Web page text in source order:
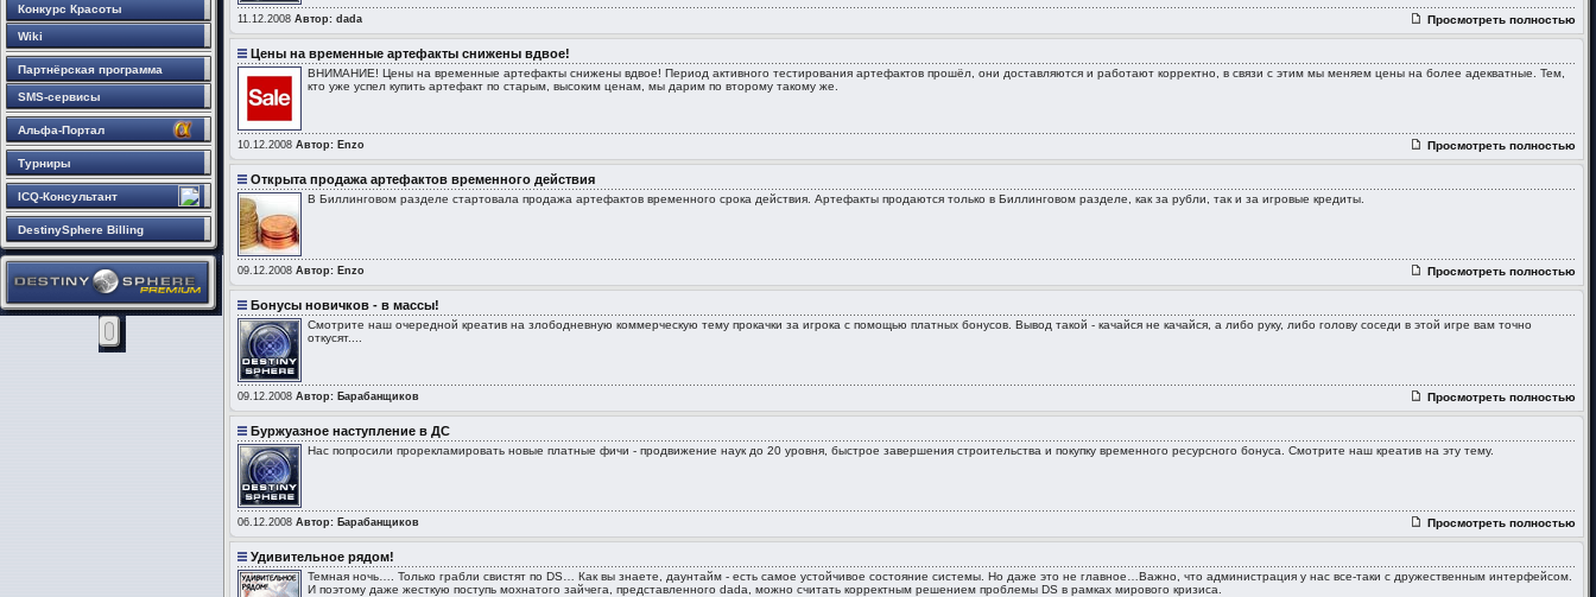
Конкурс Красоты
Wiki
Партнёрская программа
SMS-сервисы
Альфа-Портал
Турниры
ICQ-Консультант
DestinySphere Billing
11.12.2008 Автор: dada Просмотреть полностью
Цены на временные артефакты снижены вдвое!
ВНИМАНИЕ! Цены на временные артефакты снижены вдвое! Период активного тестирования артефактов прошёл, они доставляются и работают корректно, в связи с этим мы меняем цены на более адекватные. Тем,
кто уже успел купить артефакт по старым, высоким ценам, мы дарим по второму такому же.
10.12.2008 Автор: Enzo Просмотреть полностью
Открыта продажа артефактов временного действия
В Биллинговом разделе стартовала продажа артефактов временного срока действия. Артефакты продаются только в Биллинговом разделе, как за рубли, так и за игровые кредиты.
09.12.2008 Автор: Enzo Просмотреть полностью
Бонусы новичков - в массы!
Смотрите наш очередной креатив на злободневную коммерческую тему прокачки за игрока с помощью платных бонусов. Вывод такой - качайся не качайся, а либо руку, либо голову соседи в этой игре вам точно
откусят....
09.12.2008 Автор: Барабанщиков Просмотреть полностью
Буржуазное наступление в ДС
Нас попросили прорекламировать новые платные фичи - продвижение наук до 20 уровня, быстрое завершения строительства и покупку временного ресурсного бонуса. Смотрите наш креатив на эту тему.
06.12.2008 Автор: Барабанщиков Просмотреть полностью
Удивительное рядом!
Темная ночь…. Только грабли свистят по DS… Как вы знаете, даунтайм - есть самое устойчивое состояние системы. Но даже это не главное…Важно, что администрация у нас все-таки с дружественным интерфейсом.
И поэтому даже жесткую поступь мохнатого зайчега, представленного dada, можно считать корректным решением проблемы DS в рамках мирового кризиса.